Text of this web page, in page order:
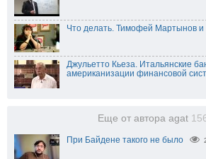
Что делать. Тимофей Мартынов
Джульетто Кьеза. Итальянские
американизации финансовой
Еще от автора agat
При Байдене такого не было